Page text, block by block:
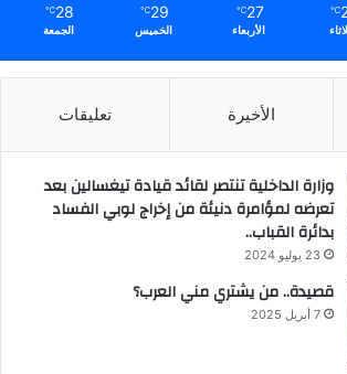
℃
27
℃
الأربعاء
29
℃
الخميس
28
℃
الجمعة
الأخيرة تعليقات
وزارة الداخلية تنتصر لقائد قيادة تيغسالين بعد
تعرضه لمؤامرة دنيئة من إخراج لوبي الفساد
بدائرة القباب..
23 يوليو 2024
قصيدة.. من يشتري مني العرب؟
7 أبريل 2025